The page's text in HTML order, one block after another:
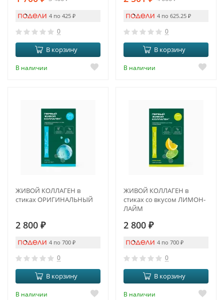
4 по 425 ₽
0
В корзину
В наличии
4 по 625.25 ₽
0
В корзину
В наличии
ЖИВОЙ КОЛЛАГЕН в
стиках ОРИГИНАЛЬНЫЙ
2 800 ₽
4 по 700 ₽
0
В корзину
В наличии
ЖИВОЙ КОЛЛАГЕН в
стиках со вкусом ЛИМОН-
ЛАЙМ
2 800 ₽
4 по 700 ₽
0
В корзину
В наличии